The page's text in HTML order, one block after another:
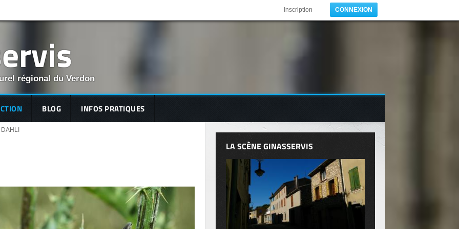
Inscription CONNEXION
régional du Verdon
BLOG INFOS PRATIQUES
LA SCÈNE GINASSERVIS